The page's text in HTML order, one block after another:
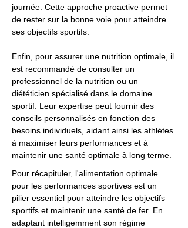
journée. Cette approche proactive permet
de rester sur la bonne voie pour atteindre
ses objectifs sportifs.
Enfin, pour assurer une nutrition optimale, il
est recommandé de consulter un
professionnel de la nutrition ou un
diététicien spécialisé dans le domaine
sportif. Leur expertise peut fournir des
conseils personnalisés en fonction des
besoins individuels, aidant ainsi les athlètes
à maximiser leurs performances et à
maintenir une santé optimale à long terme.
Pour récapituler, l'alimentation optimale
pour les performances sportives est un
pilier essentiel pour atteindre les objectifs
sportifs et maintenir une santé de fer. En
adaptant intelligemment son régime